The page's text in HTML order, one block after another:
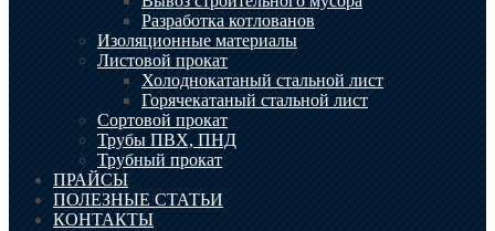
Разработка котлованов
Изоляционные материалы
Листовой прокат
Холоднокатаный стальной лист
Горячекатаный стальной лист
Сортовой прокат
Трубы ПВХ, ПНД
Трубный прокат
ПРАЙСЫ
ПОЛЕЗНЫЕ СТАТЬИ
КОНТАКТЫ